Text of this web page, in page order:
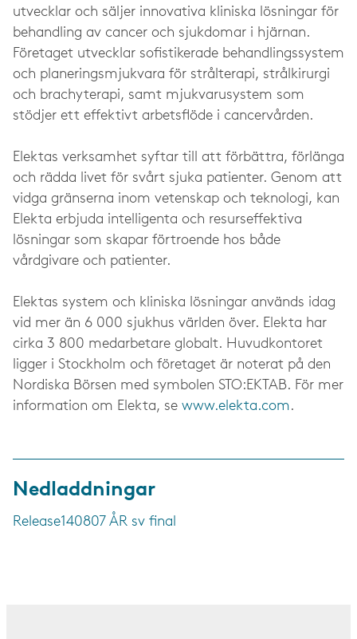
utvecklar och säljer innovativa kliniska lösningar för
behandling av cancer och sjukdomar i hjärnan.
Företaget utvecklar sofistikerade behandlingssystem
och planeringsmjukvara för strålterapi, strålkirurgi
och brachyterapi, samt mjukvarusystem som
stödjer ett effektivt arbetsflöde i cancervården.
Elektas verksamhet syftar till att förbättra, förlänga
och rädda livet för svårt sjuka patienter. Genom att
vidga gränserna inom vetenskap och teknologi, kan
Elekta erbjuda intelligenta och resurseffektiva
lösningar som skapar förtroende hos både
vårdgivare och patienter.
Elektas system och kliniska lösningar används idag
vid mer än 6 000 sjukhus världen över. Elekta har
cirka 3 800 medarbetare globalt. Huvudkontoret
ligger i Stockholm och företaget är noterat på den
Nordiska Börsen med symbolen STO:EKTAB. För mer
information om Elekta, se www.elekta.com.
Nedladdningar
Release140807 ÅR sv final